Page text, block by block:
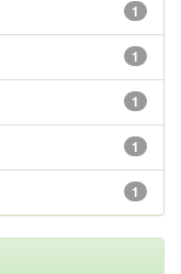
1
1
1
1
1